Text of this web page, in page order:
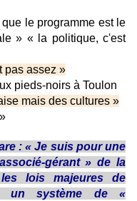
le programme est le
» « la politique, c'est
pas assez »
pieds-noirs à Toulon
mais des cultures »
: « Je suis pour une
gérant » de la
lois majeures de
un système de «